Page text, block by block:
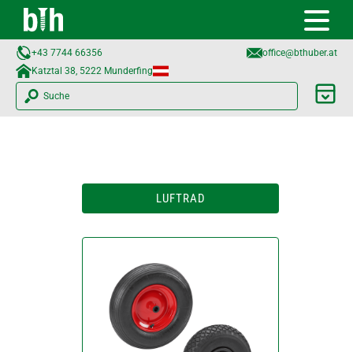
+43 7744 66356
office@bthuber.at​
Katztal 38, 5222 Munderfing
Suche
LUFTRAD